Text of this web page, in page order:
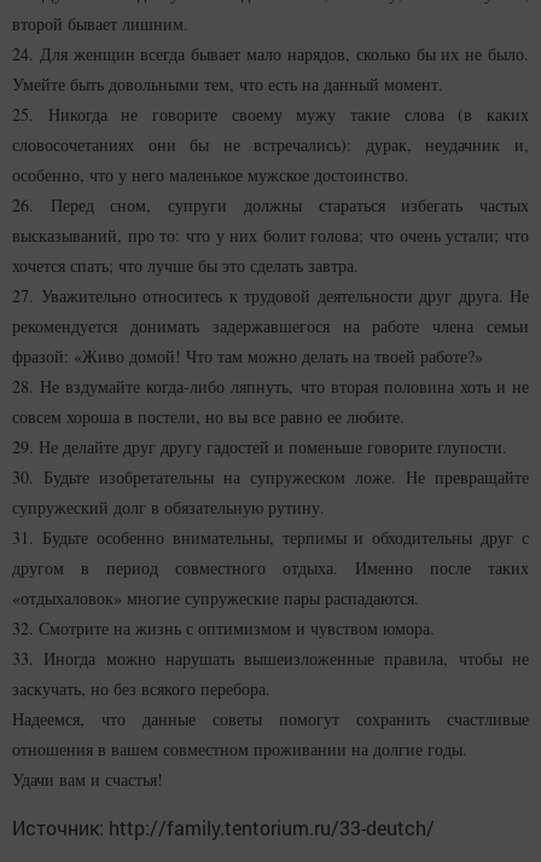
второй бывает лишним.
24. Для женщин всегда бывает мало нарядов, сколько бы их не было.
Умейте быть довольными тем, что есть на данный момент.
25. Никогда не говорите своему мужу такие слова (в каких
словосочетаниях они бы не встречались): дурак, неудачник и,
особенно, что у него маленькое мужское достоинство.
26. Перед сном, супруги должны стараться избегать частых
высказываний, про то: что у них болит голова; что очень устали; что
хочется спать; что лучше бы это сделать завтра.
27. Уважительно относитесь к трудовой деятельности друг друга. Не
рекомендуется донимать задержавшегося на работе члена семьи
фразой: «Живо домой! Что там можно делать на твоей работе?»
28. Не вздумайте когда-либо ляпнуть, что вторая половина хоть и не
совсем хороша в постели, но вы все равно ее любите.
29. Не делайте друг другу гадостей и поменьше говорите глупости.
30. Будьте изобретательны на супружеском ложе. Не превращайте
супружеский долг в обязательную рутину.
31. Будьте особенно внимательны, терпимы и обходительны друг с
другом в период совместного отдыха. Именно после таких
«отдыхаловок» многие супружеские пары распадаются.
32. Смотрите на жизнь с оптимизмом и чувством юмора.
33. Иногда можно нарушать вышеизложенные правила, чтобы не
заскучать, но без всякого перебора.
Надеемся, что данные советы помогут сохранить счастливые
отношения в вашем совместном проживании на долгие годы.
Удачи вам и счастья!
Источник: http://family.tentorium.ru/33-deutch/